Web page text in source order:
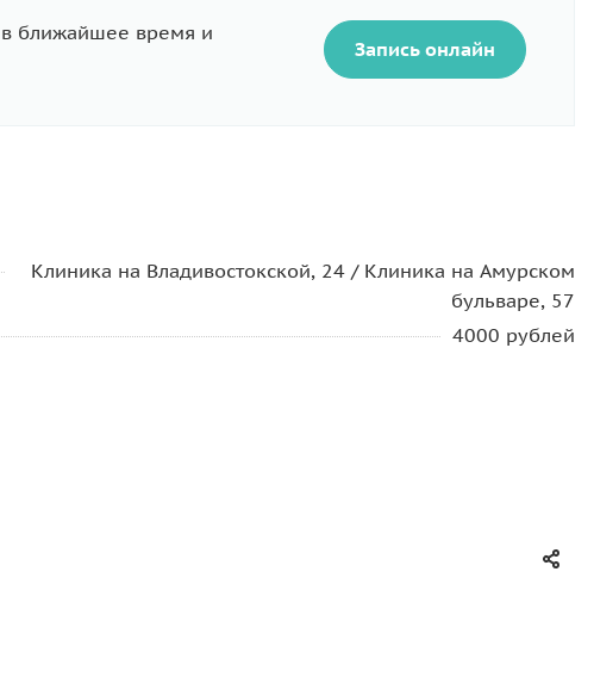
ближайшее время и
Запись онлайн
Клиника на Владивостокской, 24 / Клиника на Амурском
бульваре, 57
4000 рублей